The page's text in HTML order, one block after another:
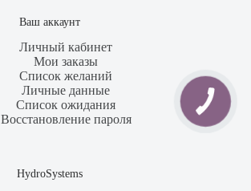
Ваш аккаунт
Личный кабинет
Мои заказы
Список желаний
Личные данные
Список ожидания
Восстановление пароля
HydroSystems